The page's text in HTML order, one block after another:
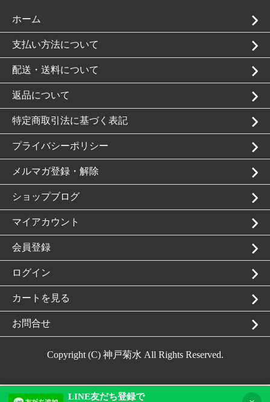
LINE友だち登録で
ホーム
支払い方法について
配送・送料について
返品について
特定商取引法に基づく表記
プライバシーポリシー
メルマガ登録・解除
ショップブログ
マイアカウント
会員登録
ログイン
カートを見る
お問合せ
Copyright (C) 神戸菊水 All Rights Reserved.